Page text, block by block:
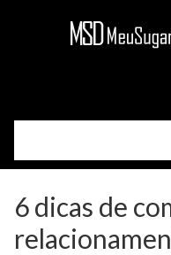
Acessar
Como Funciona
Sobre Nós
6 dicas de